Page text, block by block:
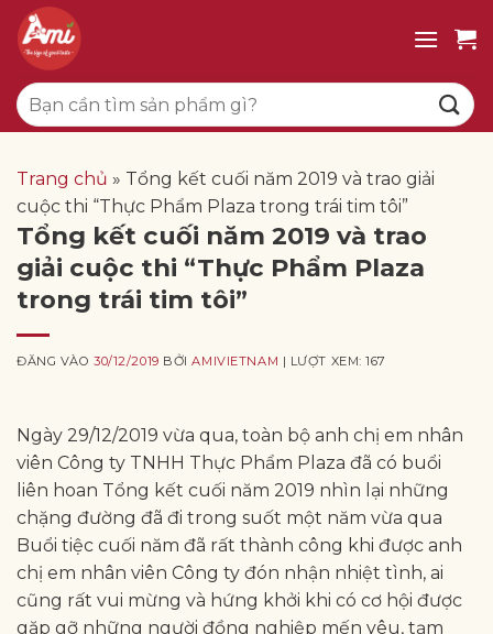
qua
dung
Tìm
kiếm:
Trang chủ » Tổng kết cuối năm 2019 và trao giải
cuộc thi “Thực Phẩm Plaza trong trái tim tôi”
Tổng kết cuối năm 2019 và trao
giải cuộc thi “Thực Phẩm Plaza
trong trái tim tôi”
ĐĂNG VÀO30/12/2019 BỞIAMIVIETNAM | LƯỢT XEM: 167
Ngày 29/12/2019 vừa qua, toàn bộ anh chị em nhân
viên Công ty TNHH Thực Phẩm Plaza đã có buổi
liên hoan Tổng kết cuối năm 2019 nhìn lại những
chặng đường đã đi trong suốt một năm vừa qua
Buổi tiệc cuối năm đã rất thành công khi được anh
chị em nhân viên Công ty đón nhận nhiệt tình, ai
cũng rất vui mừng và hứng khởi khi có cơ hội được
gặp gỡ những người đồng nghiệp mến yêu, tạm